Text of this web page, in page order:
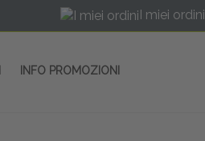
I miei ordini
INFO PROMOZIONI